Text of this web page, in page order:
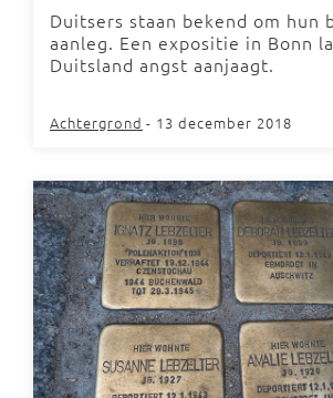
Duitsers staan bekend om hun
aanleg. Een expositie in Bonn
Duitsland angst aanjaagt.
Achtergrond - 13 december 2018